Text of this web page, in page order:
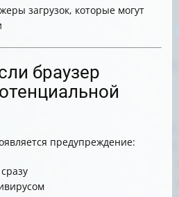
загрузок, которые могут
браузер
предупреждение: